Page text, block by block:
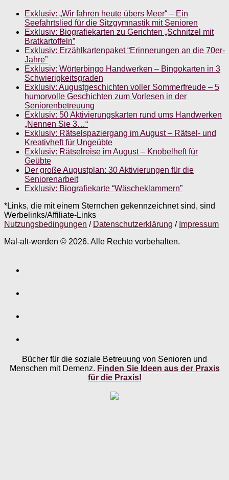
Exklusiv: „Wir fahren heute übers Meer“ – Ein
Seefahrtslied für die Sitzgymnastik mit Senioren
Exklusiv: Biografiekarten zu Gerichten „Schnitzel mit
Bratkartoffeln”
Exklusiv: Erzählkartenpaket “Erinnerungen an die 70er-
Jahre”
Exklusiv: Wörterbingo Handwerken – Bingokarten in 3
Schwierigkeitsgraden
Exklusiv: Augustgeschichten voller Sommerfreude – 5
humorvolle Geschichten zum Vorlesen in der
Seniorenbetreuung
Exklusiv: 50 Aktivierungskarten rund ums Handwerken
„Nennen Sie 3…“
Exklusiv: Rätselspaziergang im August – Rätsel- und
Kreativheft für Ungeübte
Exklusiv: Rätselreise im August – Knobelheft für
Geübte
Der große Augustplan: 30 Aktivierungen für die
Seniorenarbeit
Exklusiv: Biografiekarte “Wäscheklammern”
*Links, die mit einem Sternchen gekennzeichnet sind, sind
Werbelinks/Affiliate-Links
Nutzungsbedingungen / Datenschutzerklärung / Impressum
Mal-alt-werden © 2026. Alle Rechte vorbehalten.
Bücher für die soziale Betreuung von Senioren und
Menschen mit Demenz. Finden Sie Ideen aus der Praxis
für die Praxis!